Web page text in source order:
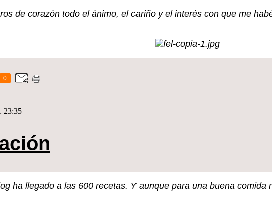
de corazón todo el ánimo, el cariño y el interés con que me
0
23:35
ha llegado a las 600 recetas. Y aunque para una buena